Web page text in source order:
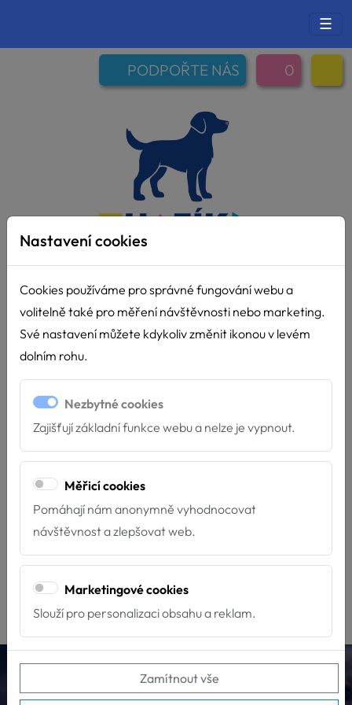
☰
PODPOŘTE NÁS 0
Litujeme, ale požadovaná stránka nebyla nalezena. Stránka
buď neexistuje, změnila se její adresa nebo již byly smazána.
na úvodní stranu , nebo zkusit některý z následujících odkazů:
O Hafíkovi Kontakty Psí škola Chci podpořit
Jak se stát dobrovolníkem
Hafík Třeboň, z.s.
info@canisterapie.org
Nastavení cookies
Cookies používáme pro správné fungování webu a
volitelně také pro měření návštěvnosti nebo marketing.
Své nastavení můžete kdykoliv změnit ikonou v levém
dolním rohu.
Nezbytné cookies
Zajišťují základní funkce webu a nelze je vypnout.
Měřicí cookies
Pomáhají nám anonymně vyhodnocovat
návštěvnost a zlepšovat web.
Marketingové cookies
Slouží pro personalizaci obsahu a reklam.
Zamítnout vše